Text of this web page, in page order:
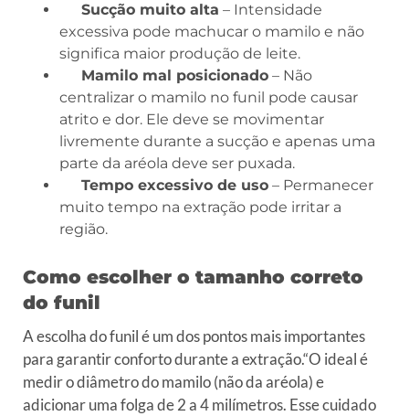
Sucção muito alta – Intensidade
excessiva pode machucar o mamilo e não
significa maior produção de leite.
Mamilo mal posicionado – Não
centralizar o mamilo no funil pode causar
atrito e dor. Ele deve se movimentar
livremente durante a sucção e apenas uma
parte da aréola deve ser puxada.
Tempo excessivo de uso – Permanecer
muito tempo na extração pode irritar a
região.
Como escolher o tamanho correto
do funil
A escolha do funil é um dos pontos mais importantes
para garantir conforto durante a extração.“O ideal é
medir o diâmetro do mamilo (não da aréola) e
adicionar uma folga de 2 a 4 milímetros. Esse cuidado